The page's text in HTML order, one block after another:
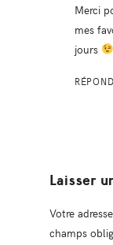
Merci
mes
jours
Laisser
Votre
champs